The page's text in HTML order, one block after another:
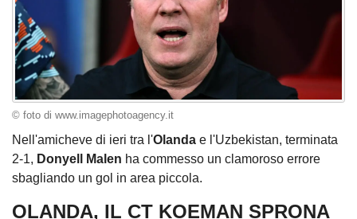
© foto di www.imagephotoagency.it
Nell'amicheve di ieri tra l'Olanda e l'Uzbekistan, terminata
2-1, Donyell Malen ha commesso un clamoroso errore
sbagliando un gol in area piccola.
OLANDA, IL CT KOEMAN SPRONA